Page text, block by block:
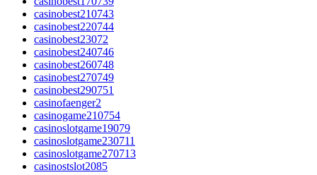
casinobest210743
casinobest220744
casinobest23072
casinobest240746
casinobest260748
casinobest270749
casinobest290751
casinofaenger2
casinogame210754
casinoslotgame19079
casinoslotgame230711
casinoslotgame270713
casinostslot2085